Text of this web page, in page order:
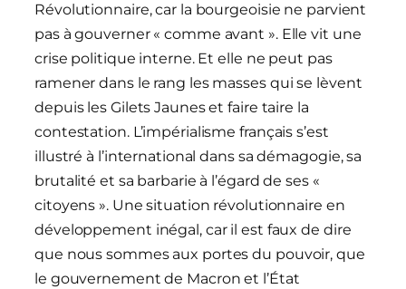
Révolutionnaire, car la bourgeoisie ne parvient
pas à gouverner « comme avant ». Elle vit une
crise politique interne. Et elle ne peut pas
ramener dans le rang les masses qui se lèvent
depuis les Gilets Jaunes et faire taire la
contestation. L’impérialisme français s’est
illustré à l’international dans sa démagogie, sa
brutalité et sa barbarie à l’égard de ses «
citoyens ». Une situation révolutionnaire en
développement inégal, car il est faux de dire
que nous sommes aux portes du pouvoir, que
le gouvernement de Macron et l’État